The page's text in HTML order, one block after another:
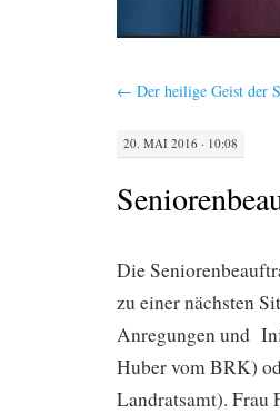
← Der heilige Geist der
20. MAI 2016 · 10:08
Die
zu einer nächsten
Anregungen und
Huber vom BRK)
Landratsamt). Frau